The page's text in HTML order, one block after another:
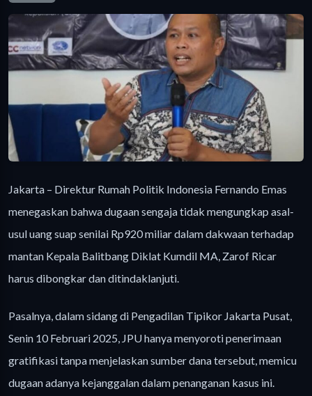
Jakarta – Direktur Rumah Politik Indonesia Fernando Emas
menegaskan bahwa dugaan sengaja tidak mengungkap asal-
usul uang suap senilai Rp920 miliar dalam dakwaan terhadap
mantan Kepala Balitbang Diklat Kumdil MA, Zarof Ricar
harus dibongkar dan ditindaklanjuti.
Pasalnya, dalam sidang di Pengadilan Tipikor Jakarta Pusat,
Senin 10 Februari 2025, JPU hanya menyoroti penerimaan
gratifikasi tanpa menjelaskan sumber dana tersebut, memicu
dugaan adanya kejanggalan dalam penanganan kasus ini.